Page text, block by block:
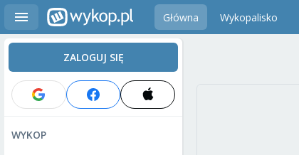
Główna Wykopalisko
ZALOGUJ SIĘ
WYKOP